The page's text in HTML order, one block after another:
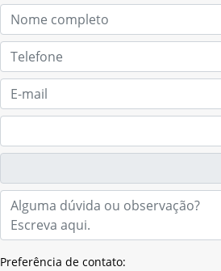
Preferência de contato: